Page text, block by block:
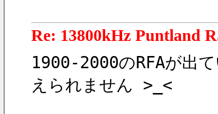
Re: 13800kHz Puntland
1900-2000のRFAが出
えられません >_<